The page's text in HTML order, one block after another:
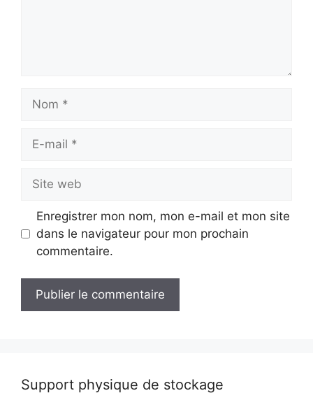
Nom
Site
web
Enregistrer mon nom, mon e-mail et mon site
dans le navigateur pour mon prochain
commentaire.
Support physique de stockage